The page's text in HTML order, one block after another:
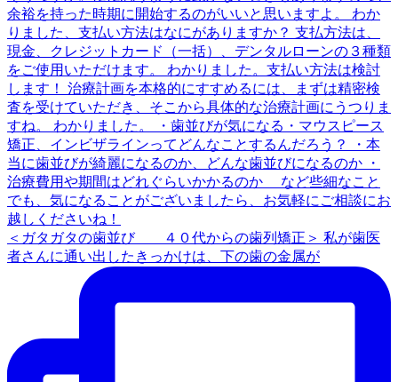
＜ガタガタの歯並び ４０代からの歯列矯正＞ 私が歯医
者さんに通い出したきっかけは、下の歯の金属が